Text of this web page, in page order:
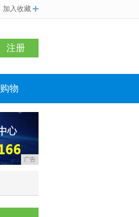
加入收藏
注册
购物
广告